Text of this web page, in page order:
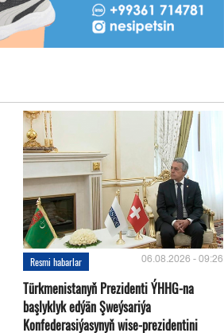
Resmi habarlar 06.08.2026 - 09:26
Türkmenistanyň Prezidenti ÝHHG-na
başlyklyk edýän Şweýsariýa
Konfederasiýasynyň wise-prezidentini